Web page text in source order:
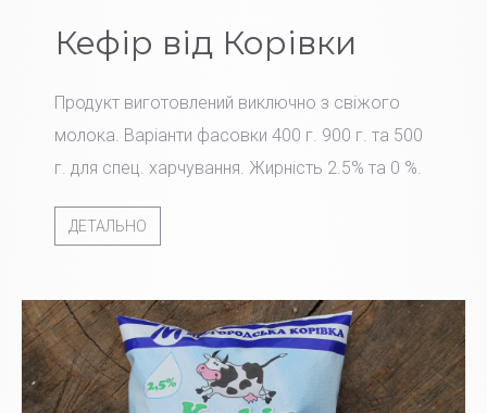
Кефір від Корівки
Продукт виготовлений виключно з свіжого
молока. Варіанти фасовки 400 г. 900 г. та 500
г. для спец. харчування. Жирність 2.5% та 0 %.
ДЕТАЛЬНО